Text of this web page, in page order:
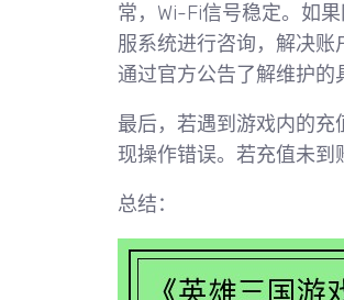
常，Wi-Fi信号稳定。如
服系统进行咨询，解决
通过官方公告了解维护的
最后，若遇到游戏内的
现操作错误。若充值未到
总结：